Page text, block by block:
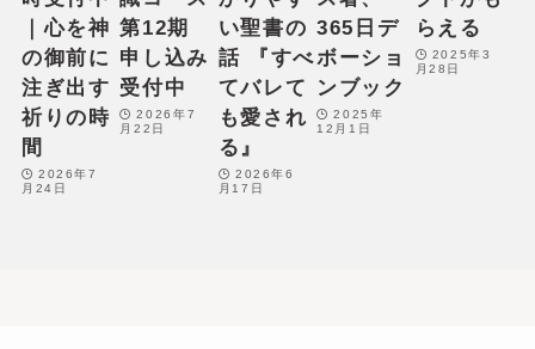
｜心を神
の御前に
注ぎ出す
祈りの時
間
2026年7
月24日
第12期
申し込み
受付中
2026年7
月22日
い聖書の
話 『すべ
てバレて
も愛され
る』
2026年6
月17日
365日デ
ボーショ
ンブック
2025年
12月1日
らえる
2025年3
月28日